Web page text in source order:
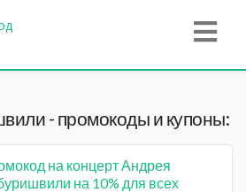
- промокоды и купоны:
на концерт Андрея
на 10% для всех